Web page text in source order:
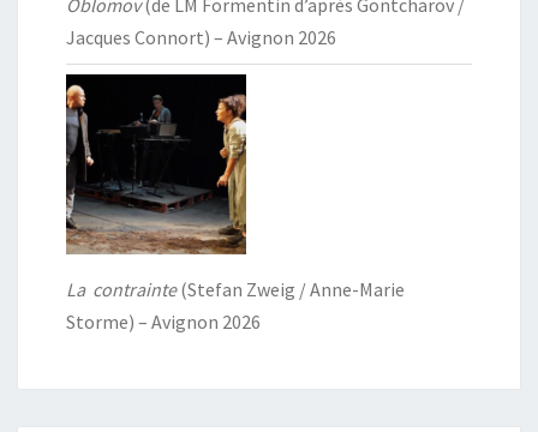
Oblomov(de LM Formentin d’après Gontcharov /
Jacques Connort) – Avignon 2026
La contrainte(Stefan Zweig / Anne-Marie
Storme) – Avignon 2026